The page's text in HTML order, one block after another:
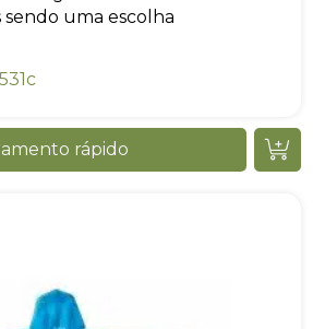
sendo uma escolha
rápido